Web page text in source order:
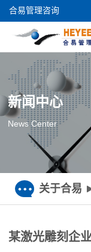
合易管理咨询
新闻中心
News Center
关于合易
某激光雕刻企